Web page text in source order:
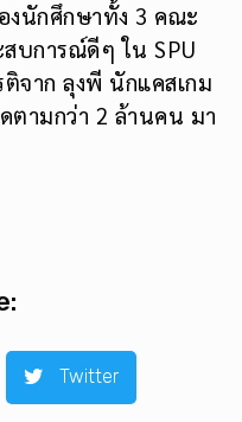
งนักศึกษาทั้ง 3 คณะ
บการณ์ดีๆ ใน SPU
ติจาก ลุงพี นักแคสเกม
ามกว่า 2 ล้านคน มา
Twitter